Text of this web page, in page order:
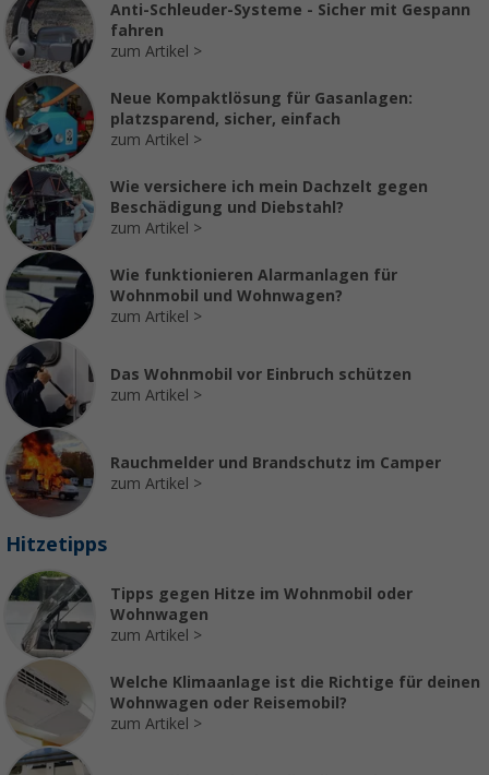
Anti-Schleuder-Systeme - Sicher mit Gespann
fahren
zum Artikel
Neue Kompaktlösung für Gasanlagen:
platzsparend, sicher, einfach
zum Artikel
Wie versichere ich mein Dachzelt gegen
Beschädigung und Diebstahl?
zum Artikel
Wie funktionieren Alarmanlagen für
Wohnmobil und Wohnwagen?
zum Artikel
Das Wohnmobil vor Einbruch schützen
zum Artikel
Rauchmelder und Brandschutz im Camper
zum Artikel
Hitzetipps
Tipps gegen Hitze im Wohnmobil oder
Wohnwagen
zum Artikel
Welche Klimaanlage ist die Richtige für deinen
Wohnwagen oder Reisemobil?
zum Artikel